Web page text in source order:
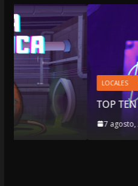
LOCALES
TOP TEN DEL REPUDIO
7 agosto, 2026